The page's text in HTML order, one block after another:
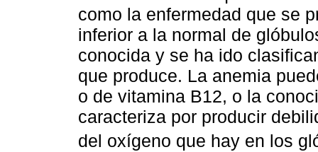
como la enfermedad que se
inferior a la normal de
conocida y se ha ido
que produce. La anemia
o de vitamina B12, o la
caracteriza por producir
del oxígeno que hay en los